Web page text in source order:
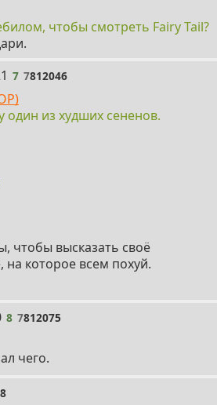
чтобы смотреть Fairy Tail?
7 7812046
один из худших сененов.
чтобы высказать своё
на которое всем похуй.
8 7812075
чего.